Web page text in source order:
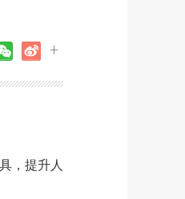
，提升人